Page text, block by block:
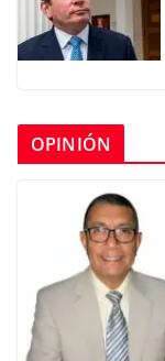
OPINIÓN